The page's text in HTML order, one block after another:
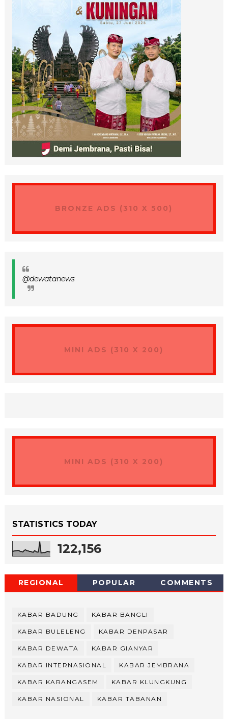
BRONZE ADS (310 X 500)
@dewatanews
MINI ADS (310 X 200)
MINI ADS (310 X 200)
STATISTICS TODAY
122,156
REGIONAL POPULAR COMMENTS
KABAR BADUNG KABAR BANGLI
KABAR BULELENG KABAR DENPASAR
KABAR DEWATA KABAR GIANYAR
KABAR INTERNASIONAL KABAR JEMBRANA
KABAR KARANGASEM KABAR KLUNGKUNG
KABAR NASIONAL KABAR TABANAN